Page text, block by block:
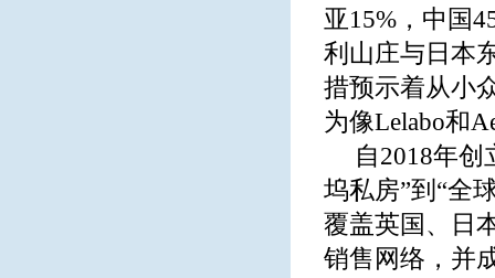
亚15%，中国
利山庄与日本
措预示着从小
为像Lelabo和
自2018年
坞私房”到“全
覆盖英国、日
销售网络，并